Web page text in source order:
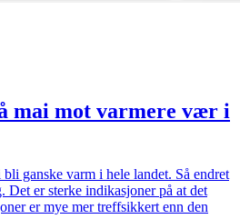
mai mot varmere vær i
ganske varm i hele landet. Så endret
Det er sterke indikasjoner på at det
er mye mer treffsikkert enn den